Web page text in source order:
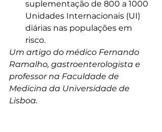
suplementação de 800 a 1000
Unidades Internacionais (UI)
diárias nas populações em
risco.
Um artigo do médico Fernando
Ramalho, gastroenterologista e
professor na Faculdade de
Medicina da Universidade de
Lisboa.